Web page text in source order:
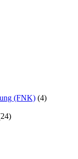
(FNK) (4)